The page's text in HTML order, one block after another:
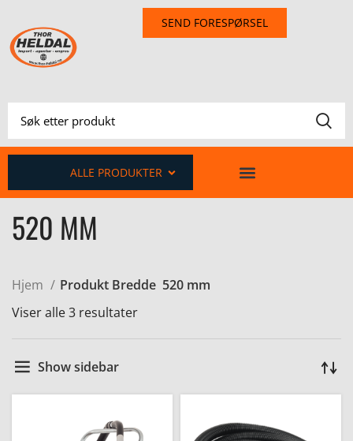
SEND FORESPØRSEL
ALLE PRODUKTER
520 MM
Hjem Produkt Bredde 520 mm
Viser alle 3 resultater
Show sidebar